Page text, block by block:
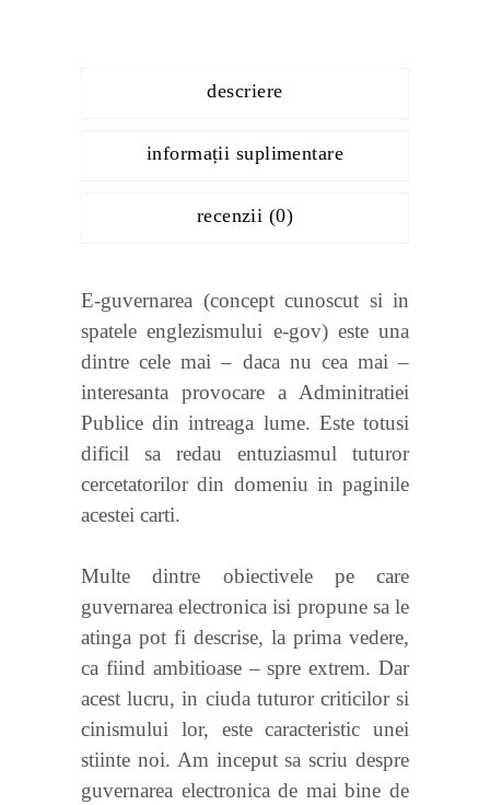
descriere
informații suplimentare
recenzii (0)
E-guvernarea (concept cunoscut si in
spatele englezismului e-gov) este una
dintre cele mai – daca nu cea mai –
interesanta provocare a Adminitratiei
Publice din intreaga lume. Este totusi
dificil sa redau entuziasmul tuturor
cercetatorilor din domeniu in paginile
acestei carti.
Multe dintre obiectivele pe care
guvernarea electronica isi propune sa le
atinga pot fi descrise, la prima vedere,
ca fiind ambitioase – spre extrem. Dar
acest lucru, in ciuda tuturor criticilor si
cinismului lor, este caracteristic unei
stiinte noi. Am inceput sa scriu despre
guvernarea electronica de mai bine de